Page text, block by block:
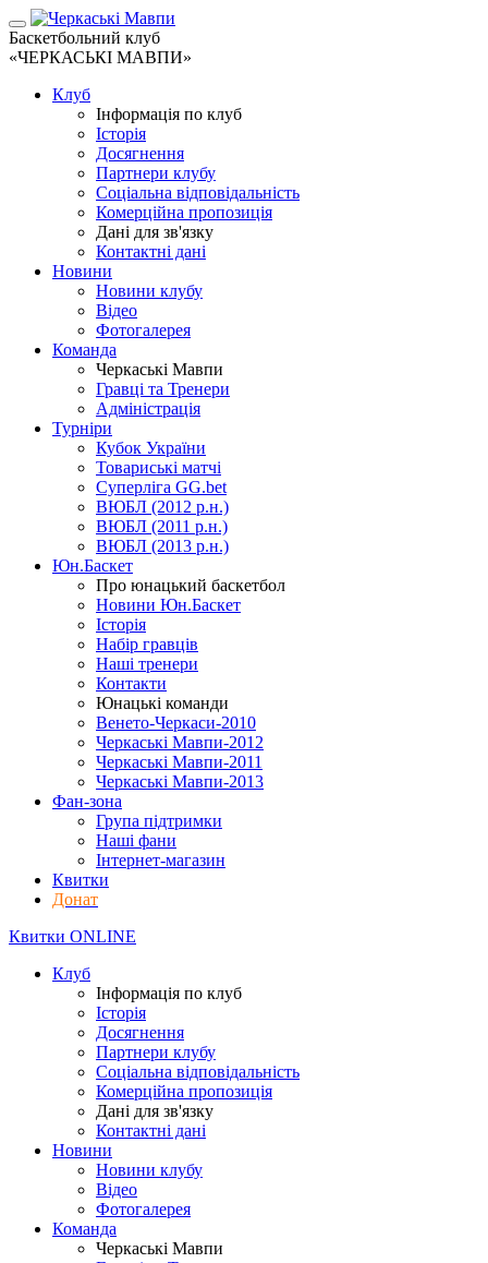
Баскетбольний клуб
«ЧЕРКАСЬКІ МАВПИ»
Клуб
Інформація по клуб
Історія
Досягнення
Партнери клубу
Соціальна відповідальність
Комерційна пропозиція
Дані для зв'язку
Контактні дані
Новини
Новини клубу
Відео
Фотогалерея
Команда
Черкаські Мавпи
Гравці та Тренери
Адміністрація
Турніри
Кубок України
Товариські матчі
Суперліга GG.bet
ВЮБЛ (2012 р.н.)
ВЮБЛ (2011 р.н.)
ВЮБЛ (2013 р.н.)
Юн.Баскет
Про юнацький баскетбол
Новини Юн.Баскет
Історія
Набір гравців
Наші тренери
Контакти
Юнацькі команди
Венето-Черкаси-2010
Черкаські Мавпи-2012
Черкаські Мавпи-2011
Черкаські Мавпи-2013
Фан-зона
Група підтримки
Наші фани
Інтернет-магазин
Квитки
Донат
Квитки ONLINE
Клуб
Інформація по клуб
Історія
Досягнення
Партнери клубу
Соціальна відповідальність
Комерційна пропозиція
Дані для зв'язку
Контактні дані
Новини
Новини клубу
Відео
Фотогалерея
Команда
Черкаські Мавпи